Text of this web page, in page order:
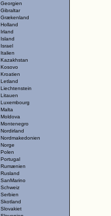
Georgien
Gibraltar
Grækenland
Holland
Irland
Island
Israel
Italien
Kazakhstan
Kosovo
Kroatien
Letland
Liechtenstein
Litauen
Luxembourg
Malta
Moldova
Montenegro
Nordirland
Nordmakedonien
Norge
Polen
Portugal
Rumænien
Rusland
SanMarino
Schweiz
Serbien
Skotland
Slovakiet